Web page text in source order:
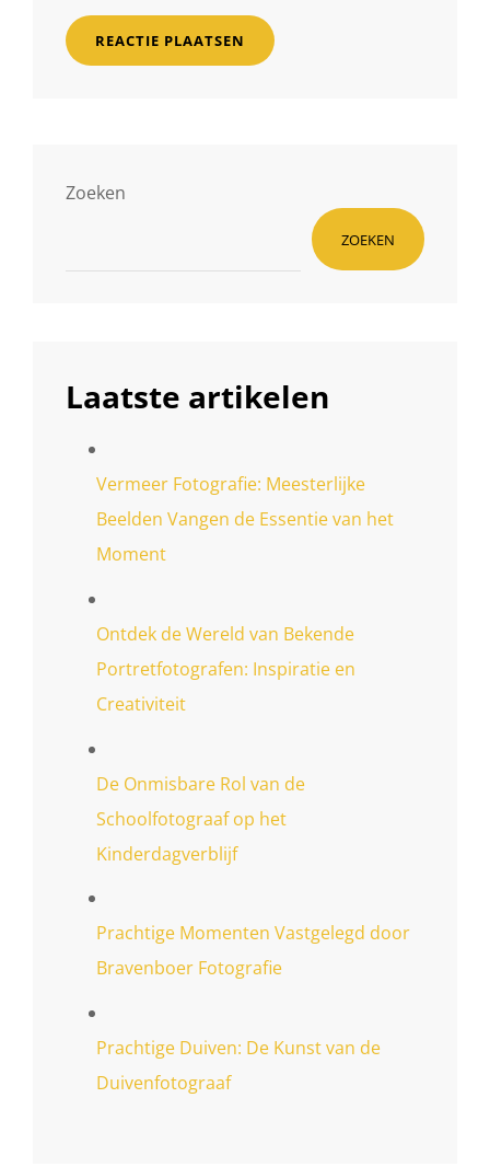
Zoeken
ZOEKEN
Laatste artikelen
Vermeer Fotografie: Meesterlijke
Beelden Vangen de Essentie van het
Moment
Ontdek de Wereld van Bekende
Portretfotografen: Inspiratie en
Creativiteit
De Onmisbare Rol van de
Schoolfotograaf op het
Kinderdagverblijf
Prachtige Momenten Vastgelegd door
Bravenboer Fotografie
Prachtige Duiven: De Kunst van de
Duivenfotograaf